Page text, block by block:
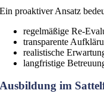
Ein proaktiver Ansatz
regelmäßige Re-
transparente
realistische
langfristige
Ausbildung im